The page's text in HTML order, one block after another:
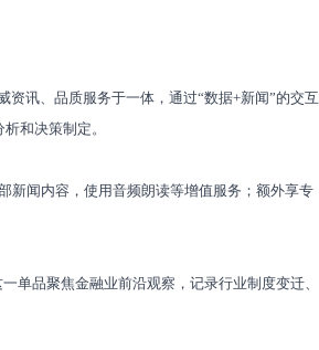
资讯、品质服务于一体，通过“数据+新闻”的交互
和决策制定。
新闻内容，使用音频朗读等增值服务；额外享专
单品聚焦金融业前沿观察，记录行业制度变迁、